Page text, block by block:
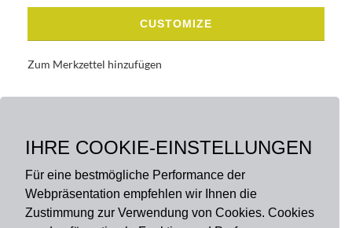
IHRE COOKIE-EINSTELLUNGEN
Für eine bestmögliche Performance der
Webpräsentation empfehlen wir Ihnen die
Zustimmung zur Verwendung von Cookies. Cookies
CUSTOMIZE
Zum Merkzettel hinzufügen
BESCHREIBUNG